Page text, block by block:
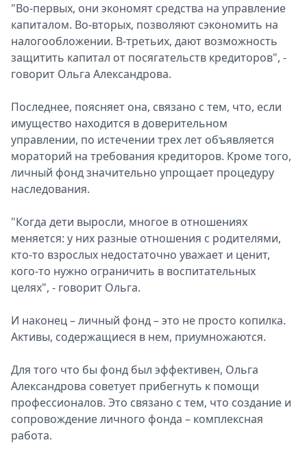
"Во-первых, они экономят средства на управление
капиталом. Во-вторых, позволяют сэкономить на
налогообложении. В-третьих, дают возможность
защитить капитал от посягательств кредиторов", -
говорит Ольга Александрова.
Последнее, поясняет она, связано с тем, что, если
имущество находится в доверительном
управлении, по истечении трех лет объявляется
мораторий на требования кредиторов. Кроме того,
личный фонд значительно упрощает процедуру
наследования.
"Когда дети выросли, многое в отношениях
меняется: у них разные отношения с родителями,
кто-то взрослых недостаточно уважает и ценит,
кого-то нужно ограничить в воспитательных
целях", - говорит Ольга.
И наконец – личный фонд – это не просто копилка.
Активы, содержащиеся в нем, приумножаются.
Для того что бы фонд был эффективен, Ольга
Александрова советует прибегнуть к помощи
профессионалов. Это связано с тем, что создание и
сопровождение личного фонда – комплексная
работа.